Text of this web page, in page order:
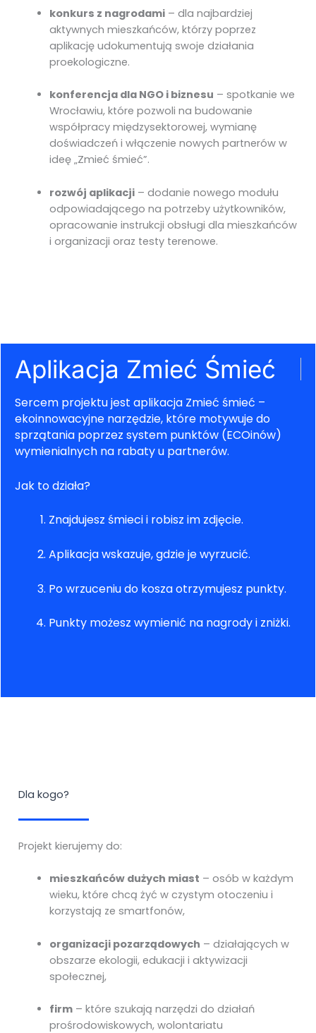
konkurs z nagrodami– dla najbardziej
aktywnych mieszkańców, którzy poprzez
aplikację udokumentują swoje działania
proekologiczne.
konferencja dla NGO i biznesu – spotkanie we
Wrocławiu, które pozwoli na budowanie
współpracy międzysektorowej, wymianę
doświadczeń i włączenie nowych partnerów w
ideę „Zmieć śmieć”.
rozwój aplikacji– dodanie nowego modułu
odpowiadającego na potrzeby użytkowników,
opracowanie instrukcji obsługi dla mieszkańców
i organizacji oraz testy terenowe.
Aplikacja Zmieć Śmieć
Sercem projektu jest aplikacja Zmieć śmieć –
ekoinnowacyjne narzędzie, które motywuje do
sprzątania poprzez system punktów (ECOinów)
wymienialnych na rabaty u partnerów.
Jak to działa?
Znajdujesz śmieci i robisz im zdjęcie.
Aplikacja wskazuje, gdzie je wyrzucić.
Po wrzuceniu do kosza otrzymujesz punkty.
Punkty możesz wymienić na nagrody i zniżki.
Dla kogo?
Projekt kierujemy do:
mieszkańców dużych miast – osób w każdym
wieku, które chcą żyć w czystym otoczeniu i
korzystają ze smartfonów,
organizacji pozarządowych – działających w
obszarze ekologii, edukacji i aktywizacji
społecznej,
firm– które szukają narzędzi do działań
prośrodowiskowych, wolontariatu